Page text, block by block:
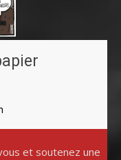
et soutenez une